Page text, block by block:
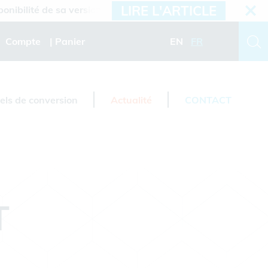
de sa version 2026.3 LIRE L'ARTICLE
Compte Panier EN
de conversion CONTACT